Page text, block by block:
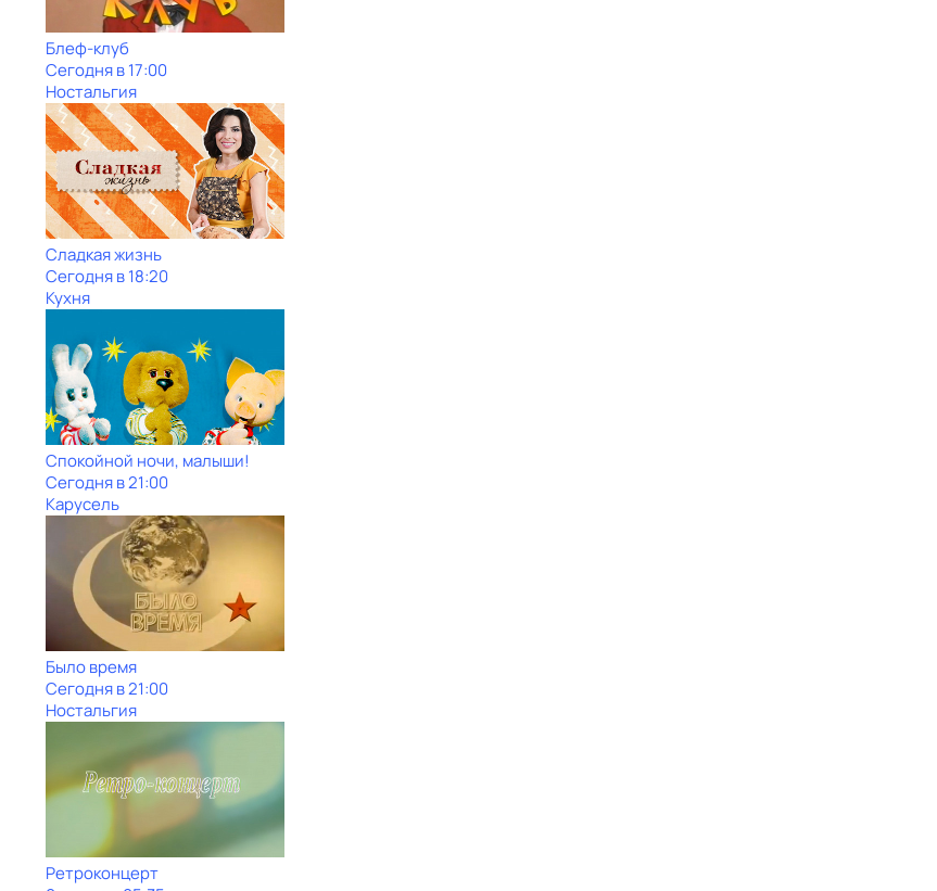
Блеф-клуб
Сегодня в 17:00
Ностальгия
Сладкая жизнь
Сегодня в 18:20
Кухня
Спокойной ночи, малыши!
Сегодня в 21:00
Карусель
Было время
Сегодня в 21:00
Ностальгия
Ретроконцерт